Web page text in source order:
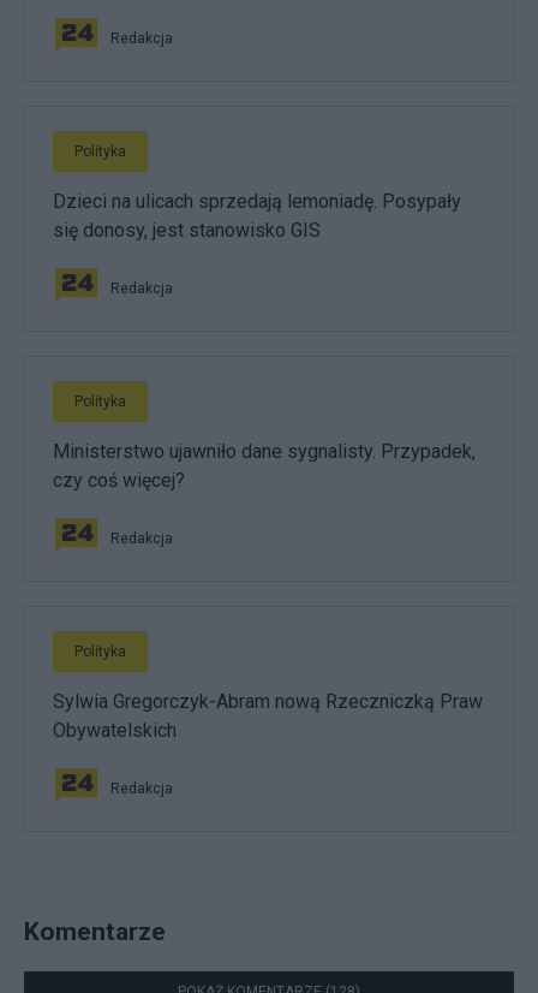
Redakcja
Polityka
Dzieci na ulicach sprzedają lemoniadę. Posypały
się donosy, jest stanowisko GIS
Redakcja
Polityka
Ministerstwo ujawniło dane sygnalisty. Przypadek,
czy coś więcej?
Redakcja
Polityka
Sylwia Gregorczyk-Abram nową Rzeczniczką Praw
Obywatelskich
Redakcja
Komentarze